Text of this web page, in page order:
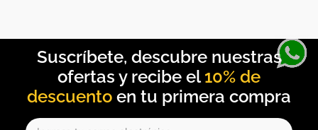
10% de
descuento